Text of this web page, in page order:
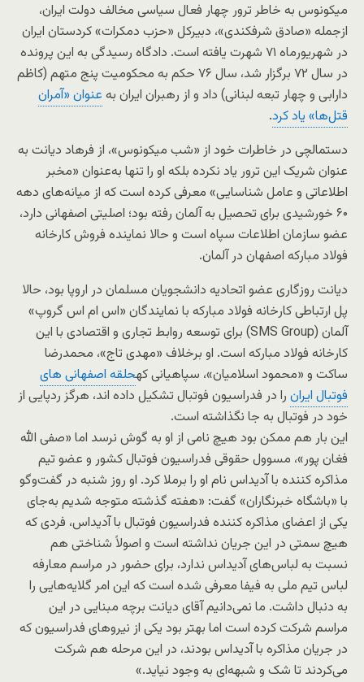
میکونوس به خاطر ترور چهار فعال سیاسی مخالف دولت ایران،
ازجمله «صادق شرفکندی»، دبیرکل «حزب دمکرات» کردستان ایران
در شهریورماه ۷۱ شهرت یافته است. دادگاه رسیدگی به این پرونده
در سال ۷۲ برگزار شد، سال ۷۶ حکم به محکومیت پنج متهم (کاظم
دارابی و چهار تبعه لبنانی) داد و از رهبران ایران به عنوان «آمران
قتل‌ها» یاد کرد.
دستمالچی در خاطرات خود از «شب میکونوس»، از فرهاد دیانت به
عنوان شریک این ترور یاد نکرده بلکه او را تنها به‌عنوان «مخبر
اطلاعاتی و عامل شناسایی» معرفی ‌کرده است که از میانه‌های دهه
۶۰ خورشیدی برای تحصیل به آلمان رفته بود؛ اصلیتی اصفهانی دارد،
عضو سازمان اطلاعات سپاه است و حالا نماینده فروش کارخانه
فولاد مبارکه اصفهان در آلمان.
دیانت روزگاری عضو اتحادیه دانشجویان مسلمان در اروپا بود، حالا
پل ارتباطی کارخانه فولاد مبارکه با نمایندگان «اس ام اس گروپ»
آلمان (SMS Group) برای توسعه روابط تجاری و اقتصادی با این
کارخانه فولاد مبارکه است. او برخلاف «مهدی تاج»، محمدرضا
ساکت و «محمود اسلامیان»، سپاهیانی کهحلقه اصفهانی های
فوتبال ایران را در فدراسیون فوتبال تشکیل داده اند، هرگز ردپایی از
خود در فوتبال به جا نگذاشته است.
این بار هم ممکن بود هیچ نامی از او به گوش نرسد اما «صفی الله
فغان پور»، مسوول حقوقی فدراسیون فوتبال کشور و عضو تیم
مذاکره‌ کننده با آدیداس نام او را برملا کرد. او روز شنبه در گفت‌وگو
با «باشگاه خبرنگاران» گفت: «هفته گذشته متوجه شدیم به‌جای
یکی از اعضای مذاکره‌ کننده فدراسیون فوتبال با آدیداس، فردی که
هیچ سمتی در این جریان نداشته است و اصولاً شناختی هم
نسبت به لباس‌های آدیداس ندارد، برای حضور در مراسم معارفه
لباس تیم ملی به فیفا معرفی ‌شده است که این امر گلایه‌هایی را
به دنبال داشت. ما نمی‌دانیم آقای دیانت برچه مبنایی در این
مراسم شرکت کرده است اما بهتر بود یکی از نیروهای فدراسیون که
در جریان مذاکره با آدیداس بودند، در این مرحله هم شرکت
می‌کردند تا شک و شبهه‌ای به وجود نیاید.»